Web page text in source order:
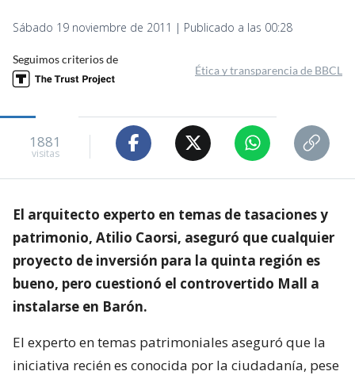
Sábado 19 noviembre de 2011 | Publicado a las 00:28
Seguimos criterios de
Ética y transparencia de BBCL
1881
visitas
El arquitecto experto en temas de tasaciones y
patrimonio, Atilio Caorsi, aseguró que cualquier
proyecto de inversión para la quinta región es
bueno, pero cuestionó el controvertido Mall a
instalarse en Barón.
El experto en temas patrimoniales aseguró que la
iniciativa recién es conocida por la ciudadanía, pese